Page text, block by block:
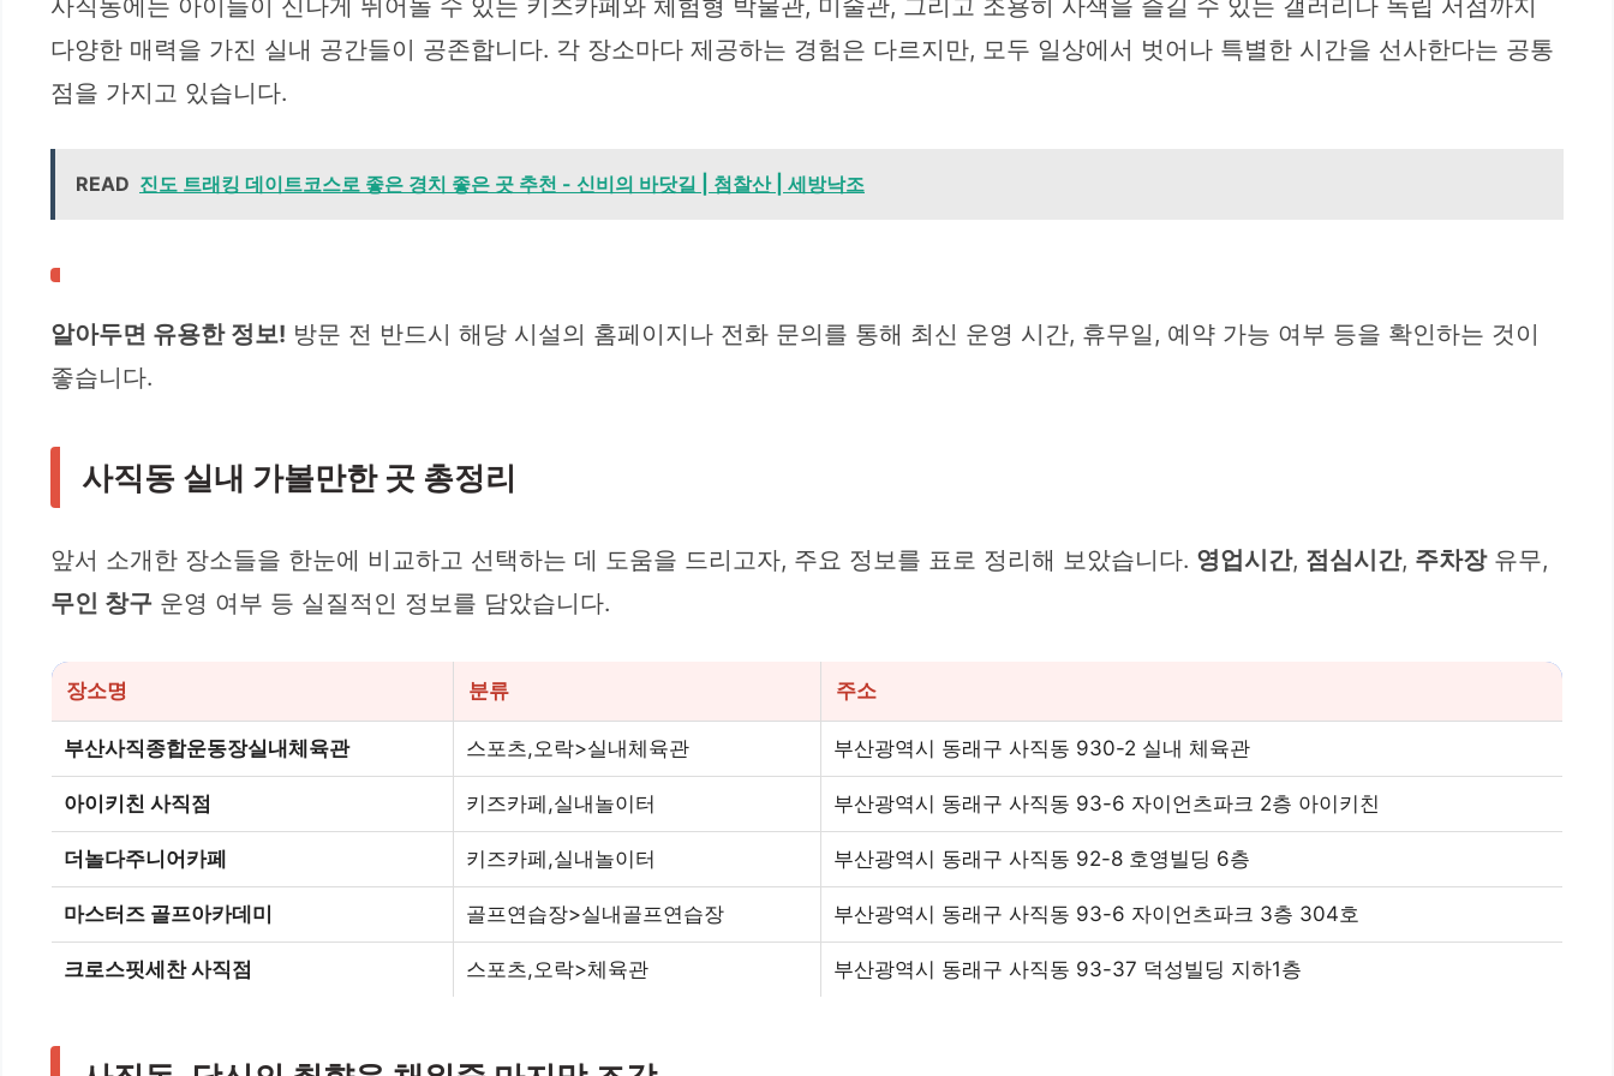
사직동에는 아이들이 신나게 뛰어놀 수 있는 키즈카페와 체험형 박물관, 미술관, 그리고 조용히 사색을 즐길 수 있는 갤러리나 독립 서점까지
다양한 매력을 가진 실내 공간들이 공존합니다. 각 장소마다 제공하는 경험은 다르지만, 모두 일상에서 벗어나 특별한 시간을 선사한다는 공통
점을 가지고 있습니다.
READ 진도 트래킹 데이트코스로 좋은 경치 좋은 곳 추천 - 신비의 바닷길 | 첨찰산 | 세방낙조
알아두면 유용한 정보! 방문 전 반드시 해당 시설의 홈페이지나 전화 문의를 통해 최신 운영 시간, 휴무일, 예약 가능 여부 등을 확인하는 것이
좋습니다.
사직동 실내 가볼만한 곳 총정리
앞서 소개한 장소들을 한눈에 비교하고 선택하는 데 도움을 드리고자, 주요 정보를 표로 정리해 보았습니다. 영업시간, 점심시간, 주차장유무,
무인 창구 운영 여부 등 실질적인 정보를 담았습니다.
장소명 분류 주소
부산사직종합운동장실내체육관 스포츠,오락>실내체육관 부산광역시 동래구 사직동 930-2 실내 체육관
아이키친 사직점 키즈카페,실내놀이터 부산광역시 동래구 사직동 93-6 자이언츠파크 2층 아이키친
더놀다주니어카페 키즈카페,실내놀이터 부산광역시 동래구 사직동 92-8 호영빌딩 6층
마스터즈 골프아카데미 골프연습장>실내골프연습장 부산광역시 동래구 사직동 93-6 자이언츠파크 3층 304호
크로스핏세찬 사직점 스포츠,오락>체육관 부산광역시 동래구 사직동 93-37 덕성빌딩 지하1층